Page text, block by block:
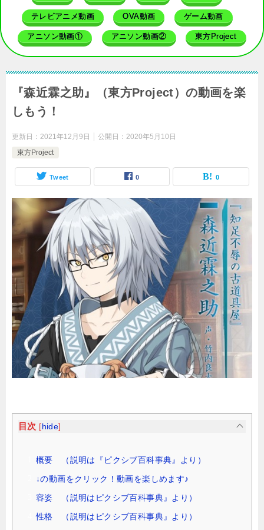
テレビアニメ動画 OVA動画 ゲーム動画
アニソン動画① アニソン動画② 東方Project
『森近霖之助』（東方Project）の動画を楽
しもう！
更新日： 2021年12月9日 公開日： 2020年5月10日
東方Project
Tweet 0 0
目次 [ hide]
概要 （説明は『ピクシブ百科事典』より）
↓の動画をクリック！動画を楽しめます♪
容姿 （説明はピクシブ百科事典』より）
性格 （説明はピクシブ百科事典』より）